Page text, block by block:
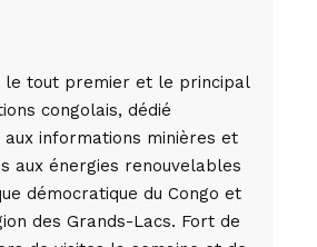
le tout premier et le principal
congolais, dédié
aux informations minières et
aux énergies renouvelables
démocratique du Congo et
des Grands-Lacs. Fort de